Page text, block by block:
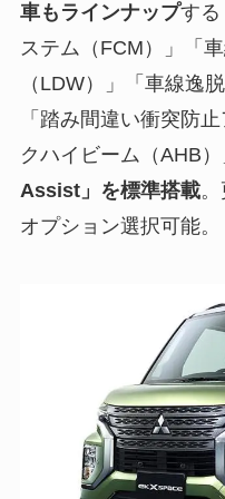
車もラインナップする
ステム（FCM）」「
（LDW）」「車線逸
「踏み間違い衝突防
クハイビーム（AHB
Assist」を標準搭載。
オプション選択可能。